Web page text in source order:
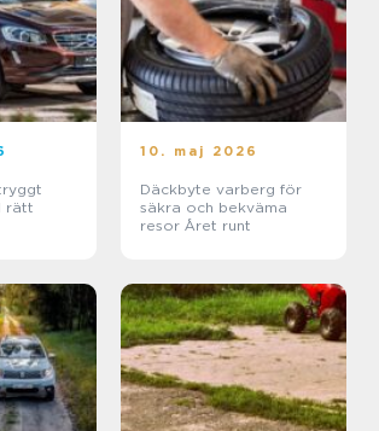
rätt
10. maj 2026
Däckbyte varberg för
säkra och bekväma
resor Året runt